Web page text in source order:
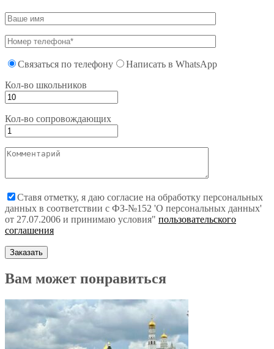
Связаться по телефону
Написать в WhatsApp
Кол-во школьников
Кол-во сопровождающих
Ставя отметку, я даю согласие на обработку персональных
данных в соответствии с ФЗ-№152 'О персональных данных'
от 27.07.2006 и принимаю условия" пользовательского
соглашения
Вам может понравиться